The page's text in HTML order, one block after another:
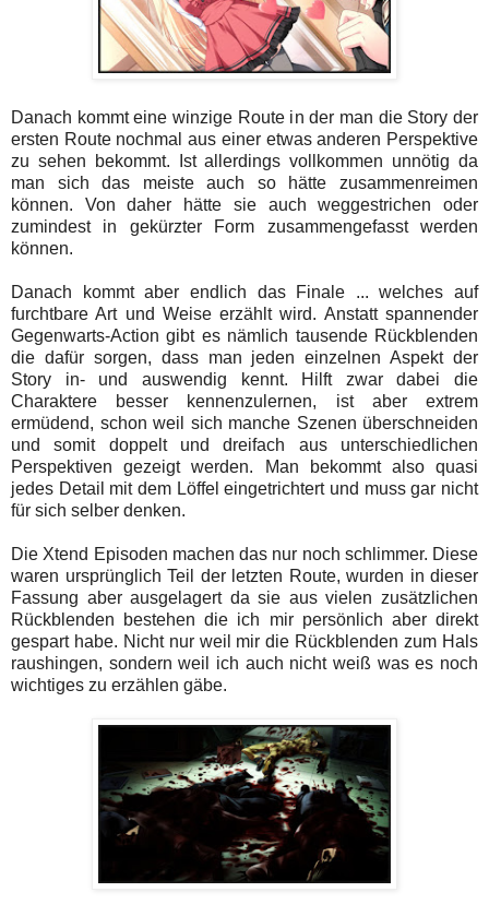
Danach kommt eine winzige Route in der man die Story der
ersten Route nochmal aus einer etwas anderen Perspektive
zu sehen bekommt. Ist allerdings vollkommen unnötig da
man sich das meiste auch so hätte zusammenreimen
können. Von daher hätte sie auch weggestrichen oder
zumindest in gekürzter Form zusammengefasst werden
können.
Danach kommt aber endlich das Finale ... welches auf
furchtbare Art und Weise erzählt wird. Anstatt spannender
Gegenwarts-Action gibt es nämlich tausende Rückblenden
die dafür sorgen, dass man jeden einzelnen Aspekt der
Story in- und auswendig kennt. Hilft zwar dabei die
Charaktere besser kennenzulernen, ist aber extrem
ermüdend, schon weil sich manche Szenen überschneiden
und somit doppelt und dreifach aus unterschiedlichen
Perspektiven gezeigt werden. Man bekommt also quasi
jedes Detail mit dem Löffel eingetrichtert und muss gar nicht
für sich selber denken.
Die Xtend Episoden machen das nur noch schlimmer. Diese
waren ursprünglich Teil der letzten Route, wurden in dieser
Fassung aber ausgelagert da sie aus vielen zusätzlichen
Rückblenden bestehen die ich mir persönlich aber direkt
gespart habe. Nicht nur weil mir die Rückblenden zum Hals
raushingen, sondern weil ich auch nicht weiß was es noch
wichtiges zu erzählen gäbe.